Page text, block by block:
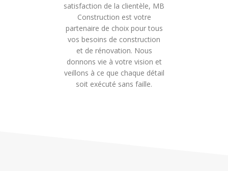
satisfaction de la clientèle, MB
Construction est votre
partenaire de choix pour tous
vos besoins de construction
et de rénovation. Nous
donnons vie à votre vision et
veillons à ce que chaque détail
soit exécuté sans faille.